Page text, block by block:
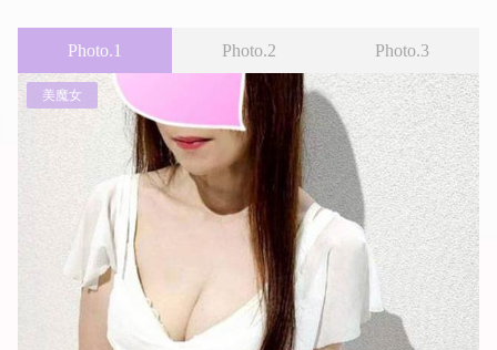
Photo.1 Photo.2 Photo.3
美魔女